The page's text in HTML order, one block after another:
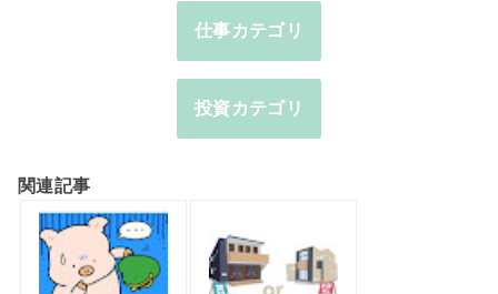
仕事カテゴリ
投資カテゴリ
関連記事